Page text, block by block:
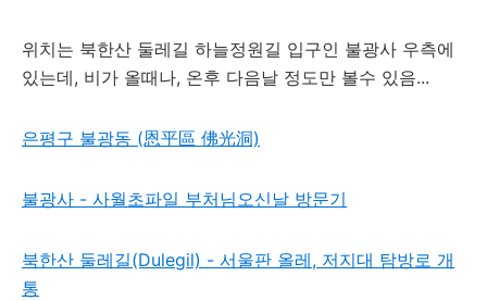
위치는 북한산 둘레길 하늘정원길 입구인 불광사 우측에
있는데, 비가 올때나, 온후 다음날 정도만 볼수 있음...
은평구 불광동 (恩平區 佛光洞)
불광사 - 사월초파일 부처님오신날 방문기
북한산 둘레길(Dulegil) - 서울판 올레, 저지대 탐방로 개
통